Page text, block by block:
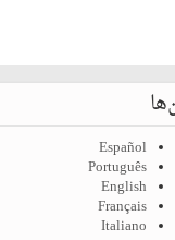
Español
Português
English
Français
Italiano